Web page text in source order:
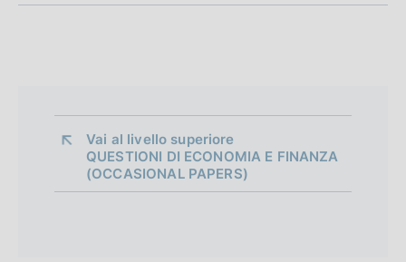
Vai al livello superiore
QUESTIONI DI ECONOMIA E FINANZA
(OCCASIONAL PAPERS)